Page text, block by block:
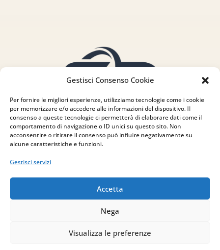
Gestisci Consenso Cookie
Per fornire le migliori esperienze, utilizziamo tecnologie come i cookie
per memorizzare e/o accedere alle informazioni del dispositivo. Il
consenso a queste tecnologie ci permetterà di elaborare dati come il
comportamento di navigazione o ID unici su questo sito. Non
acconsentire o ritirare il consenso può influire negativamente su
alcune caratteristiche e funzioni.
Gestisci servizi
Accetta
Nega
Visualizza le preferenze
83030 Venticano (AV)